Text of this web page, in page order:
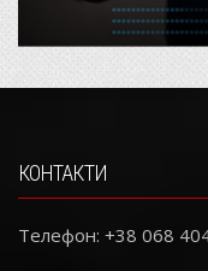
КОНТАКТИ
Телефон: +38 068